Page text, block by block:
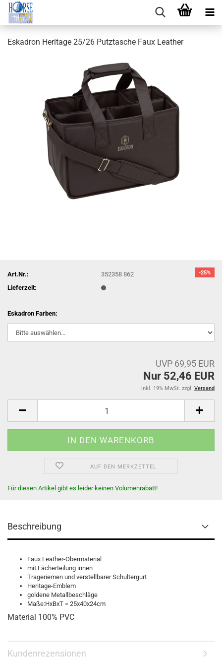
Eskadron Heritage 25/26 Putztasche Faux Leather
-25%
Art.Nr.:
352358 862
Lieferzeit:
Eskadron Farben:
UVP 69,95 EUR
Nur 52,46 EUR
inkl. 19% MwSt. zzgl. Versand
AUF DEN MERKZETTEL
Für diesen Artikel gibt es leider keinen Volumenrabatt!
Beschreibung
Faux Leather-Obermaterial
mit Fächerteilung innen
Trageriemen und verstellbarer Schultergurt
Heritage-Emblem
goldene Metallbeschläge
Maße:HxBxT = 25x40x24cm
Material 100% PVC
Kundenrezensionen